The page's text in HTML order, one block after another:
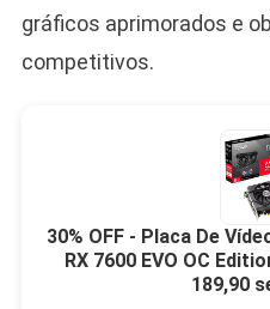
gráficos aprimorados e
competitivos.
30% OFF - Placa De
RX 7600 EVO OC
189,90